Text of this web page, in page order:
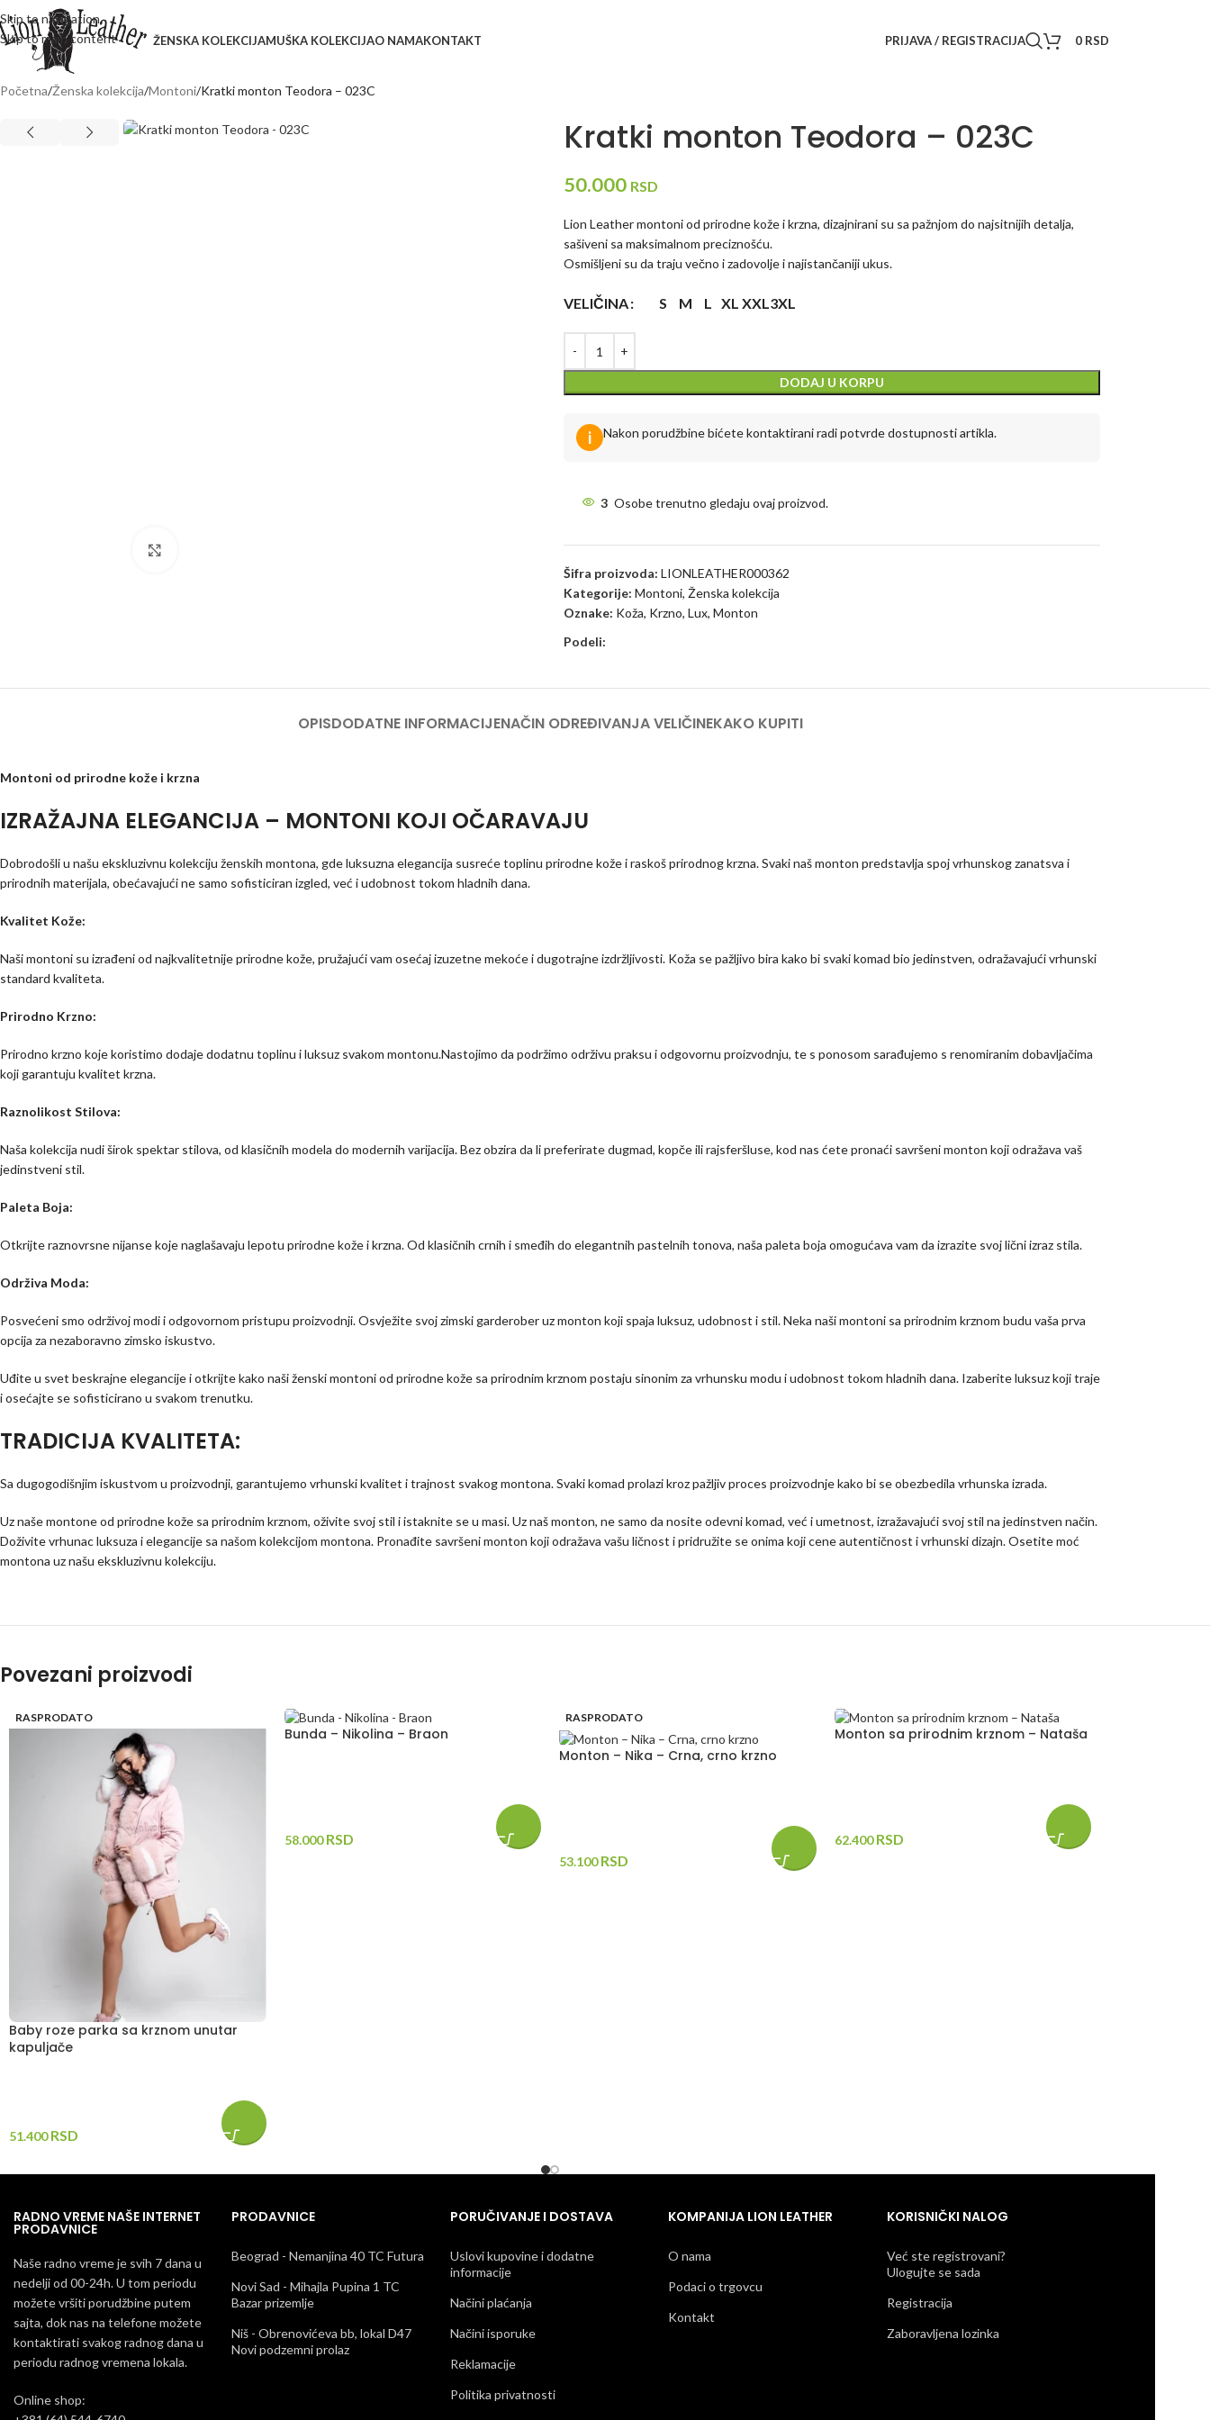
Skip to navigation
Skip to main content
ŽENSKA KOLEKCIJAMUŠKA KOLEKCIJAO NAMAKONTAKT PRIJAVA / REGISTRACIJA 0 RSD
Početna Ženska kolekcija Montoni Kratki monton Teodora – 023C
Kratki monton Teodora – 023C
50.000 RSD
Lion Leather montoni od prirodne kože i krzna, dizajnirani su sa pažnjom do najsitnijih detalja,
sašiveni sa maksimalnom preciznošću.
Osmišljeni su da traju večno i zadovolje i najistančaniji ukus.
VELIČINA S M L XL XXL3XL
DODAJ U KORPU
i Nakon porudžbine bićete kontaktirani radi potvrde dostupnosti artikla.
3 Osobe trenutno gledaju ovaj proizvod.
Šifra proizvoda: LIONLEATHER000362
Kategorije: Montoni, Ženska kolekcija
Oznake: Koža, Krzno, Lux, Monton
Podeli:
OPISDODATNE INFORMACIJENAČIN ODREĐIVANJA VELIČINEKAKO KUPITI
Montoni od prirodne kože i krzna
IZRAŽAJNA ELEGANCIJA – MONTONI KOJI OČARAVAJU
Dobrodošli u našu ekskluzivnu kolekciju ženskih montona, gde luksuzna elegancija susreće toplinu prirodne kože i raskoš prirodnog krzna. Svaki naš monton predstavlja spoj vrhunskog zanatsva i
prirodnih materijala, obećavajući ne samo sofisticiran izgled, već i udobnost tokom hladnih dana.
Kvalitet Kože:
Naši montoni su izrađeni od najkvalitetnije prirodne kože, pružajući vam osećaj izuzetne mekoće i dugotrajne izdržljivosti. Koža se pažljivo bira kako bi svaki komad bio jedinstven, odražavajući vrhunski
standard kvaliteta.
Prirodno Krzno:
Prirodno krzno koje koristimo dodaje dodatnu toplinu i luksuz svakom montonu.Nastojimo da podržimo održivu praksu i odgovornu proizvodnju, te s ponosom sarađujemo s renomiranim dobavljačima
koji garantuju kvalitet krzna.
Raznolikost Stilova:
Naša kolekcija nudi širok spektar stilova, od klasičnih modela do modernih varijacija. Bez obzira da li preferirate dugmad, kopče ili rajsferšluse, kod nas ćete pronaći savršeni monton koji odražava vaš
jedinstveni stil.
Paleta Boja:
Otkrijte raznovrsne nijanse koje naglašavaju lepotu prirodne kože i krzna. Od klasičnih crnih i smeđih do elegantnih pastelnih tonova, naša paleta boja omogućava vam da izrazite svoj lični izraz stila.
Održiva Moda:
Posvećeni smo održivoj modi i odgovornom pristupu proizvodnji. Osvježite svoj zimski garderober uz monton koji spaja luksuz, udobnost i stil. Neka naši montoni sa prirodnim krznom budu vaša prva
opcija za nezaboravno zimsko iskustvo.
Uđite u svet beskrajne elegancije i otkrijte kako naši ženski montoni od prirodne kože sa prirodnim krznom postaju sinonim za vrhunsku modu i udobnost tokom hladnih dana. Izaberite luksuz koji traje
i osećajte se sofisticirano u svakom trenutku.
TRADICIJA KVALITETA:
Sa dugogodišnjim iskustvom u proizvodnji, garantujemo vrhunski kvalitet i trajnost svakog montona. Svaki komad prolazi kroz pažljiv proces proizvodnje kako bi se obezbedila vrhunska izrada.
Uz naše montone od prirodne kože sa prirodnim krznom, oživite svoj stil i istaknite se u masi. Uz naš monton, ne samo da nosite odevni komad, već i umetnost, izražavajući svoj stil na jedinstven način.
Doživite vrhunac luksuza i elegancije sa našom kolekcijom montona. Pronađite savršeni monton koji odražava vašu ličnost i pridružite se onima koji cene autentičnost i vrhunski dizajn. Osetite moć
montona uz našu ekskluzivnu kolekciju.
Povezani proizvodi
RASPRODATO
Baby roze parka sa krznom unutar
kapuljače
51.400RSD
Bunda – Nikolina – Braon
58.000RSD
RASPRODATO
Monton – Nika – Crna, crno krzno
53.100RSD
Monton sa prirodnim krznom – Nataša
62.400RSD
RADNO VREME NAŠE INTERNET
PRODAVNICE
Naše radno vreme je svih 7 dana u
nedelji od 00-24h. U tom periodu
možete vršiti porudžbine putem
sajta, dok nas na telefone možete
kontaktirati svakog radnog dana u
periodu radnog vremena lokala.
Online shop:
PRODAVNICE
Beograd - Nemanjina 40 TC Futura
Novi Sad - Mihajla Pupina 1 TC
Bazar prizemlje
Niš - Obrenovićeva bb, lokal D47
Novi podzemni prolaz
PORUČIVANJE I DOSTAVA
Uslovi kupovine i dodatne
informacije
Načini plaćanja
Načini isporuke
Reklamacije
Politika privatnosti
KOMPANIJA LION LEATHER
O nama
Podaci o trgovcu
Kontakt
KORISNIČKI NALOG
Već ste registrovani?
Ulogujte se sada
Registracija
Zaboravljena lozinka